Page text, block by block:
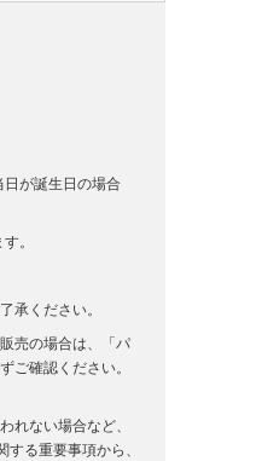
が誕生日の場合
。
承ください。
売の場合は、「パ
ご確認ください。
れない場合など、
る重要事項から、